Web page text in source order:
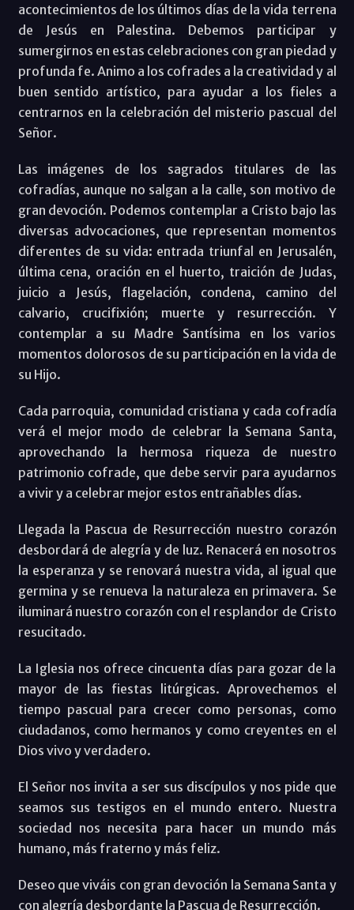
acontecimientos de los últimos días de la vida terrena
de Jesús en Palestina. Debemos participar y
sumergirnos en estas celebraciones con gran piedad y
profunda fe. Animo a los cofrades a la creatividad y al
buen sentido artístico, para ayudar a los fieles a
centrarnos en la celebración del misterio pascual del
Señor.
Las imágenes de los sagrados titulares de las
cofradías, aunque no salgan a la calle, son motivo de
gran devoción. Podemos contemplar a Cristo bajo las
diversas advocaciones, que representan momentos
diferentes de su vida: entrada triunfal en Jerusalén,
última cena, oración en el huerto, traición de Judas,
juicio a Jesús, flagelación, condena, camino del
calvario, crucifixión; muerte y resurrección. Y
contemplar a su Madre Santísima en los varios
momentos dolorosos de su participación en la vida de
su Hijo.
Cada parroquia, comunidad cristiana y cada cofradía
verá el mejor modo de celebrar la Semana Santa,
aprovechando la hermosa riqueza de nuestro
patrimonio cofrade, que debe servir para ayudarnos
a vivir y a celebrar mejor estos entrañables días.
Llegada la Pascua de Resurrección nuestro corazón
desbordará de alegría y de luz. Renacerá en nosotros
la esperanza y se renovará nuestra vida, al igual que
germina y se renueva la naturaleza en primavera. Se
iluminará nuestro corazón con el resplandor de Cristo
resucitado.
La Iglesia nos ofrece cincuenta días para gozar de la
mayor de las fiestas litúrgicas. Aprovechemos el
tiempo pascual para crecer como personas, como
ciudadanos, como hermanos y como creyentes en el
Dios vivo y verdadero.
El Señor nos invita a ser sus discípulos y nos pide que
seamos sus testigos en el mundo entero. Nuestra
sociedad nos necesita para hacer un mundo más
humano, más fraterno y más feliz.
Deseo que viváis con gran devoción la Semana Santa y
con alegría desbordante la Pascua de Resurrección.